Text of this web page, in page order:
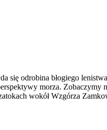
się odrobina błogiego
morza.
wokół Wzgórza